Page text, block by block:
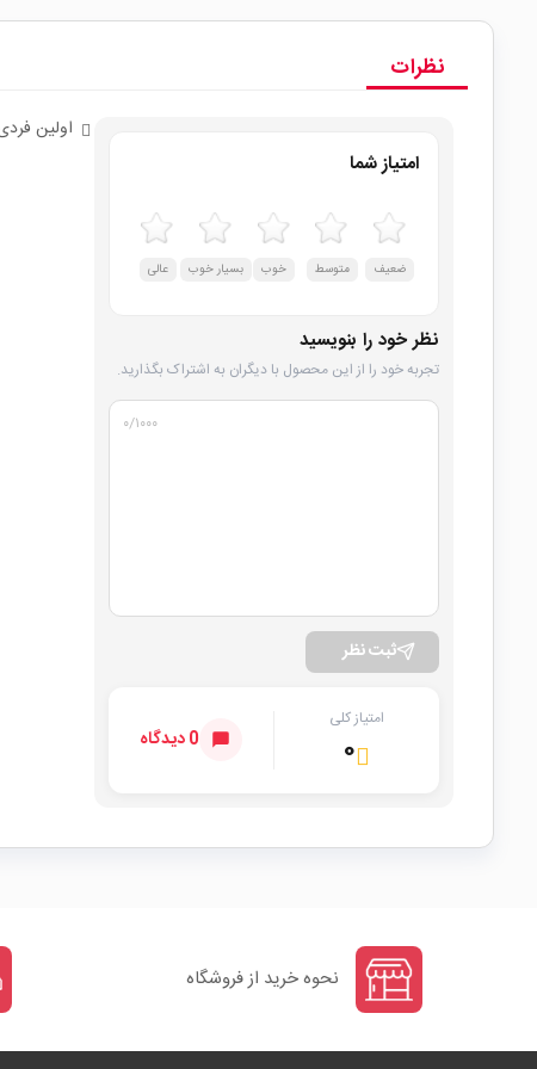
نظرات
امتیاز شما
ضعیف متوسط خوب بسیار خوب عالی
نظر خود را بنویسید
تجربه خود را از این محصول با دیگران به اشتراک بگذارید.
۰/۱۰۰۰
ثبت نظر
امتیاز کلی
۰ 0 دیدگاه
اولین
نحوه خرید از فروشگاه